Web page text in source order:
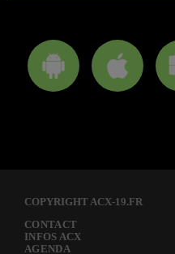
COPYRIGHT ACX-19.FR
CONTACT
INFOS ACX
AGENDA